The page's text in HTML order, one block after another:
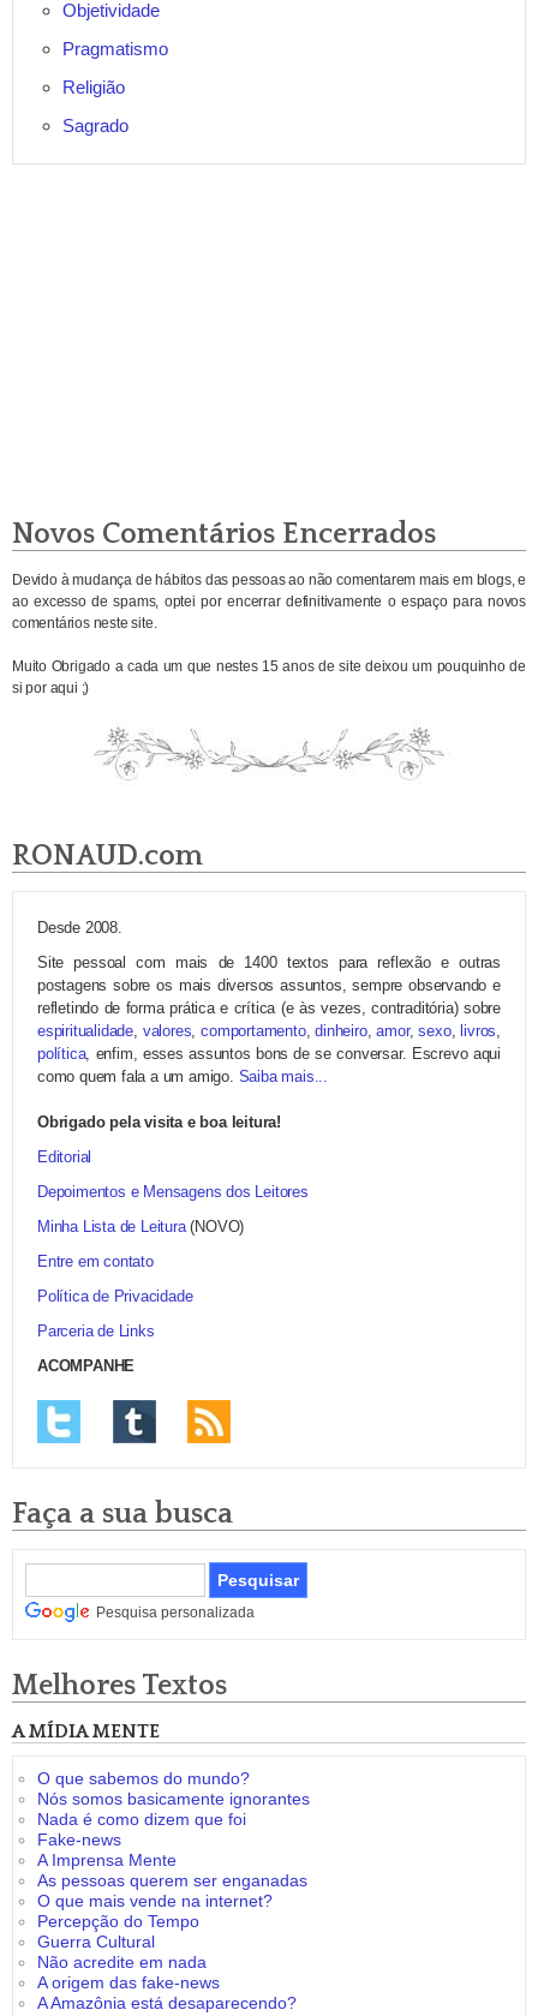
Objetividade
Pragmatismo
Religião
Sagrado
Novos Comentários Encerrados
Devido à mudança de hábitos das pessoas ao não comentarem mais em blogs, e
ao excesso de spams, optei por encerrar definitivamente o espaço para novos
comentários neste site.
Muito Obrigado a cada um que nestes 15 anos de site deixou um pouquinho de
si por aqui ;)
RONAUD.com
Desde 2008.
Site pessoal com mais de 1400 textos para reflexão e outras
postagens sobre os mais diversos assuntos, sempre observando e
refletindo de forma prática e crítica (e às vezes, contraditória) sobre
espiritualidade valores ,comportamento,dinheiro,amor,sexo,livros
política, enfim, esses assuntos bons de se conversar. Escrevo aqui
como quem fala a um amigo. Saiba mais...
Obrigado pela visita e boa leitura!
Editorial
Depoimentos e Mensagens dos Leitores
Minha Lista de Leitura(NOVO)
Entre em contato
Política de Privacidade
Parceria de Links
ACOMPANHE
Faça a sua busca
Pesquisa personalizada
Melhores Textos
A MÍDIA MENTE
O que sabemos do mundo?
Nós somos basicamente ignorantes
Nada é como dizem que foi
Fake-news
A Imprensa Mente
As pessoas querem ser enganadas
O que mais vende na internet?
Percepção do Tempo
Guerra Cultural
Não acredite em nada
A origem das fake-news
A Amazônia está desaparecendo?